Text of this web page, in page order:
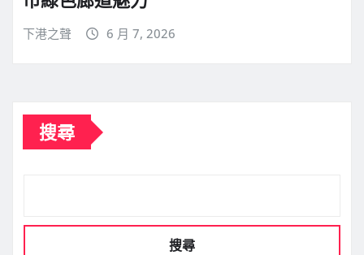
下港之聲 6 月 7, 2026
搜尋
搜尋